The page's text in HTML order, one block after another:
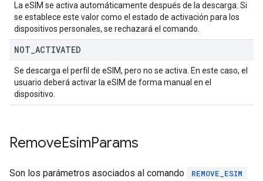
La eSIM se activa automáticamente después de la descarga. Si
se establece este valor como el estado de activación para los
dispositivos personales, se rechazará el comando.
NOT ACTIVATED
Se descarga el perfil de eSIM, pero no se activa. En este caso, el
usuario deberá activar la eSIM de forma manual en el
dispositivo.
RemoveEsimParams
Son los parámetros asociados al comando REMOVE_ESIM